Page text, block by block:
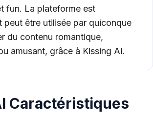
fun. La plateforme est
peut être utilisée par quiconque
du contenu romantique,
amusant, grâce à Kissing AI.
Caractéristiques